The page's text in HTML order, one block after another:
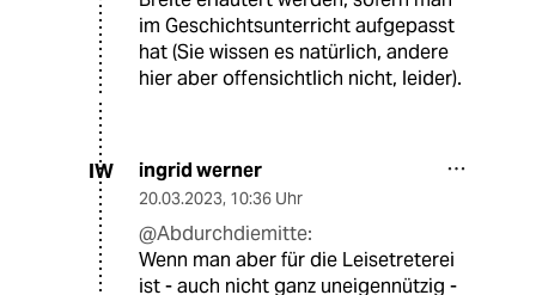
im Geschichtsunterricht aufgepasst
hat (Sie wissen es natürlich, andere
hier aber offensichtlich nicht, leider).
IW ingrid werner
20.03.2023, 10:36 Uhr
@Abdurchdiemitte:
Wenn man aber für die Leisetreterei
ist - auch nicht ganz uneigennützig -